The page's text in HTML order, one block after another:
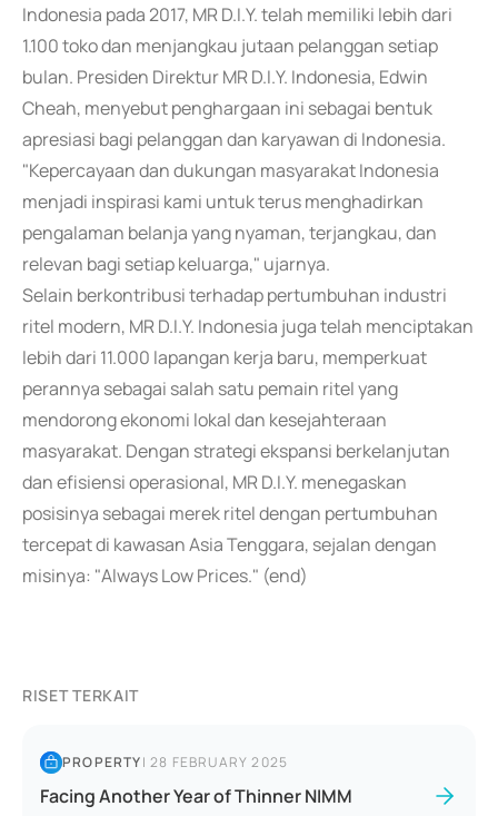
Indonesia pada 2017, MR D.I.Y. telah memiliki lebih dari
1.100 toko dan menjangkau jutaan pelanggan setiap
bulan. Presiden Direktur MR D.I.Y. Indonesia, Edwin
Cheah, menyebut penghargaan ini sebagai bentuk
apresiasi bagi pelanggan dan karyawan di Indonesia.
"Kepercayaan dan dukungan masyarakat Indonesia
menjadi inspirasi kami untuk terus menghadirkan
pengalaman belanja yang nyaman, terjangkau, dan
relevan bagi setiap keluarga," ujarnya.
Selain berkontribusi terhadap pertumbuhan industri
ritel modern, MR D.I.Y. Indonesia juga telah menciptakan
lebih dari 11.000 lapangan kerja baru, memperkuat
perannya sebagai salah satu pemain ritel yang
mendorong ekonomi lokal dan kesejahteraan
masyarakat. Dengan strategi ekspansi berkelanjutan
dan efisiensi operasional, MR D.I.Y. menegaskan
posisinya sebagai merek ritel dengan pertumbuhan
tercepat di kawasan Asia Tenggara, sejalan dengan
misinya: "Always Low Prices." (end)
RISET TERKAIT
PROPERTY|28 FEBRUARY 2025
Facing Another Year of Thinner NIMM